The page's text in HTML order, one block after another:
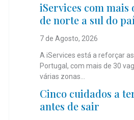
iServices com mais
de norte a sul do
7 de Agosto, 2026
A iServices está a reforçar
Portugal, com mais de 30
várias zonas...
Cinco cuidados a
antes de sair